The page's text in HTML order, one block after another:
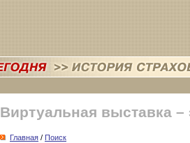
Виртуальная выставка –
Главная / Поиск